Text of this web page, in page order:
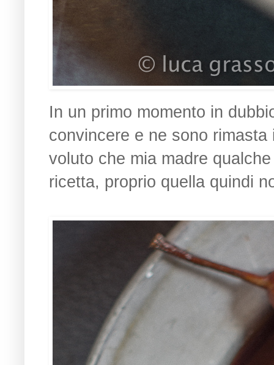
In un primo momento in
convincere e ne sono
voluto che mia madre
ricetta, proprio quella quindi